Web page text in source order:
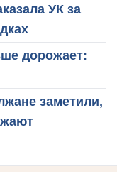
УК за
дорожает:
заметили,